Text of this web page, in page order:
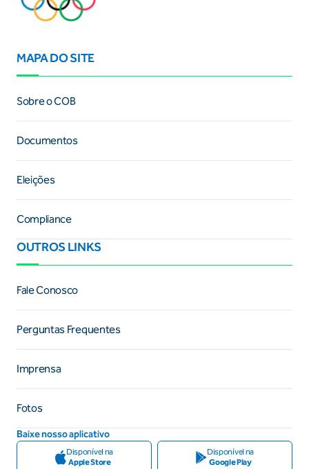
MAPA DO SITE
Sobre o COB
Documentos
Eleições
Compliance
OUTROS LINKS
Fale Conosco
Perguntas Frequentes
Imprensa
Fotos
Baixe nosso aplicativo
Disponível na
Apple Store
Disponível na
Google Play